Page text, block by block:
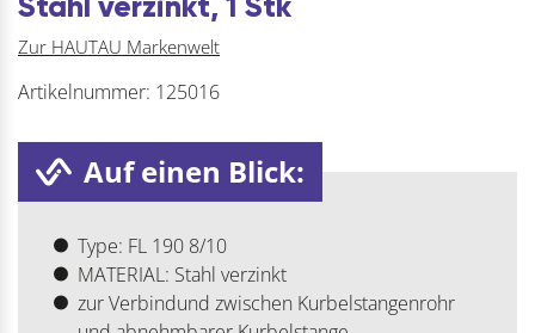
Zur HAUTAU Markenwelt
Artikelnummer: 125016
Auf einen Blick:
Type: FL 190 8/10
MATERIAL: Stahl verzinkt
zur Verbindund zwischen Kurbelstangenrohr